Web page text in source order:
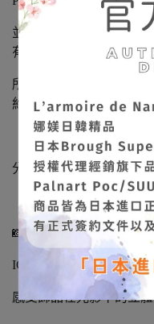
並經銷代理其旗下系列
有販售，歡迎詢問）
所有飾品皆為日本製造
約文件，請安心選購。
「娜媄日韓精品」很榮
分享這份細緻、溫柔且充
📸 作品實拍不定期更新
IG/FB： @larmoiredenami
感受飾品在光影下的立